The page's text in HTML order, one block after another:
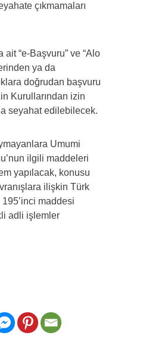
çıkmamaları
ait “e-Başvuru” ve “Alo
ya da
doğrudan başvuru
Kurullarından izin
seyahat edilebilecek.
Umumi
ilgili maddeleri
yapılacak, konusu
ilişkin Türk
maddesi
adli işlemler